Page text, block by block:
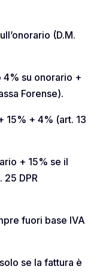
(D.M.
su onorario +
Forense).
15% + 4% (art. 13
+ 15% se il
25 DPR
fuori base IVA
se la fattura è